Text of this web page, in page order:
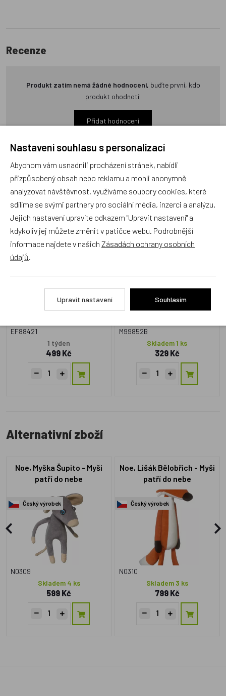
Recenze
Produkt zatím nemá žádné hodnocení, buďte první, kdo
produkt ohodnotí!
Přidat hodnocení
Zboží se stejným motivem
Efko, PAT A MAT Meteo
Domeček
Český výrobek
EF88421
1 týden
499 Kč
Polštář 30x30cm Pat&Mat,
M99852B
Skladem 1 ks
329 Kč
Alternativní zboží
Noe, Myška Šupito - Myši
patří do nebe
Český výrobek
N0309
Skladem 4 ks
599 Kč
Noe, Lišák Bělobřich - Myši
patří do nebe
Český výrobek
N0310
Skladem 3 ks
799 Kč
Nastavení souhlasu s personalizací
Abychom vám usnadnili procházení stránek, nabídli
přizpůsobený obsah nebo reklamu a mohli anonymně
analyzovat návštěvnost, využíváme soubory cookies, které
sdílíme se svými partnery pro sociální média, inzerci a analýzu.
Jejich nastavení upravíte odkazem "Upravit nastavení" a
kdykoliv jej můžete změnit v patičce webu. Podrobnější
informace najdete v našich Zásadách ochrany osobních
údajů
Upravit nastavení Souhlasím